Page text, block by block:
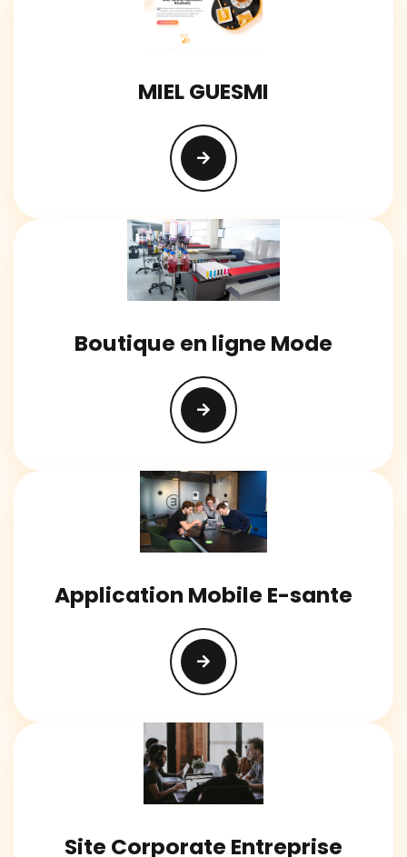
MIEL GUESMI
Boutique en ligne Mode
Application Mobile E-sante
Site Corporate Entreprise